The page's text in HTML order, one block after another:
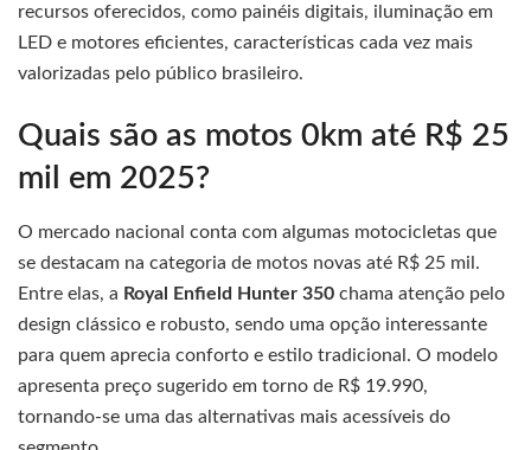
recursos oferecidos, como painéis digitais, iluminação em
LED e motores eficientes, características cada vez mais
valorizadas pelo público brasileiro.
Quais são as motos 0km até R$ 25
mil em 2025?
O mercado nacional conta com algumas motocicletas que
se destacam na categoria de motos novas até R$ 25 mil.
Entre elas, a Royal Enfield Hunter 350 chama atenção pelo
design clássico e robusto, sendo uma opção interessante
para quem aprecia conforto e estilo tradicional. O modelo
apresenta preço sugerido em torno de R$ 19.990,
tornando-se uma das alternativas mais acessíveis do